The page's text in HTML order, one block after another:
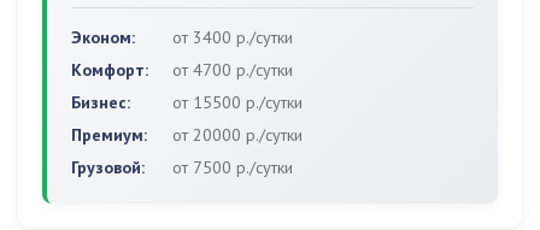
Эконом:
от 3400 р./сутки
Комфорт:
от 4700 р./сутки
Бизнес:
от 15500 р./сутки
Премиум:
от 20000 р./сутки
Грузовой:
от 7500 р./сутки